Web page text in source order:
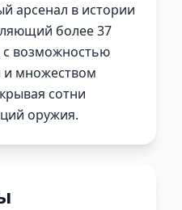
арсенал в истории
более 37
возможностью
и множеством
сотни
оружия.